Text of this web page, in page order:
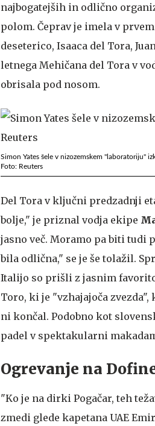
najbogatejših in odlično
polom. Čeprav je imela v
deseterico, Isaaca del Tora,
letnega Mehičana del Tora v
obrisala pod nosom.
Simon Yates šele v nizozemskem "laboratoriju"
Foto: Reuters
Del Tora v ključni predzadnji
bolje," je priznal vodja ekipe
jasno več. Moramo pa biti tudi
bila odlična," se je še tolažil.
Italijo so prišli z jasnim
Toro, ki je "vzhajajoča
ni končal. Podobno kot
padel v spektakularni
Ogrevanje na
"Ko je na dirki Pogačar, teh
zmedi glede kapetana UAE